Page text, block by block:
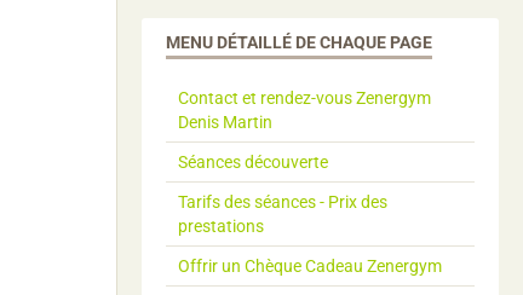
MENU DÉTAILLÉ DE CHAQUE PAGE
Contact et rendez-vous Zenergym
Denis Martin
Séances découverte
Tarifs des séances - Prix des
prestations
Offrir un Chèque Cadeau Zenergym